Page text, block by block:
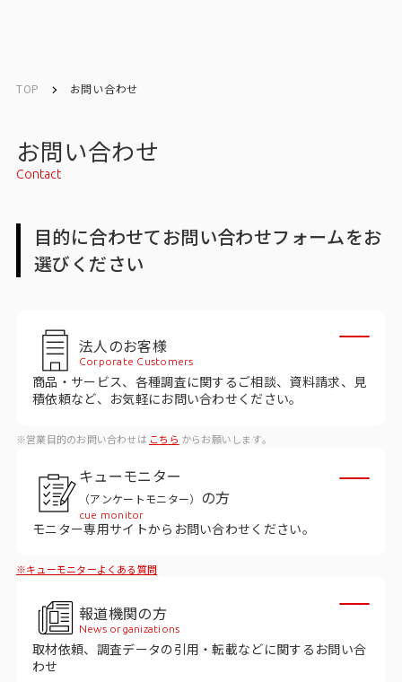
インテージの強み
会社情報トップ
会社概要・所在地
社長メッセージ
役員紹介
沿革
ニュース・メディア掲載
ソリューション／サービス
TOP お問い合わせ
お問い合わせ
Contact
目的に合わせてお問い合わせフォームをお
選びください
法人のお客様
Corporate Customers
商品・サービス、各種調査に関するご相談、資料請求、見
積依頼など、お気軽にお問い合わせください。
※営業目的のお問い合わせは こちら からお願いします。
キューモニター
（アンケートモニター） の方
cue monitor
モニター専用サイトからお問い合わせください。
※キューモニターよくある質問
報道機関の方
News organizations
取材依頼、調査データの引用・転載などに関するお問い合
わせ